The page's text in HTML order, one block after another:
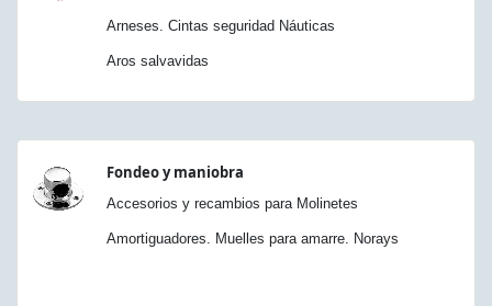
Arneses. Cintas seguridad Náuticas
Aros salvavidas
Fondeo y maniobra
Accesorios y recambios para Molinetes
Amortiguadores. Muelles para amarre. Norays